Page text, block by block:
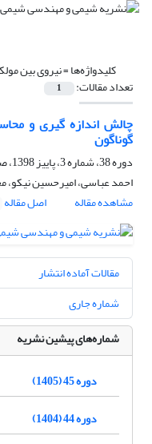
کلیدواژه‌ها =نیروی بین
تعداد مقالات: 1
چالش اندازه گیری و
گوناگون
دوره 38، شماره 3، پاییز 1398، صفحه
احمد عباسی، امیرحسین نیکو،
مشاهده مقاله
اصل مقاله
مقالات آماده انتشار
شماره جاری
شماره‌های پیشین نشریه
دوره 45 (1405)
دوره 44 (1404)